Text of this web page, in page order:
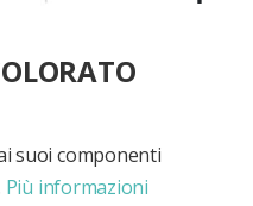
suoi componenti
Più informazioni